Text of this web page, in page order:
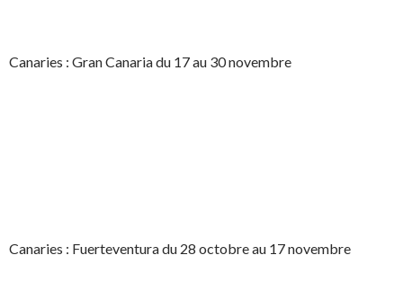
Canaries : Gran Canaria du 17 au 30 novembre
Canaries : Fuerteventura du 28 octobre au 17 novembre